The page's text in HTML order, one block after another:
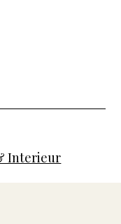
Interieur